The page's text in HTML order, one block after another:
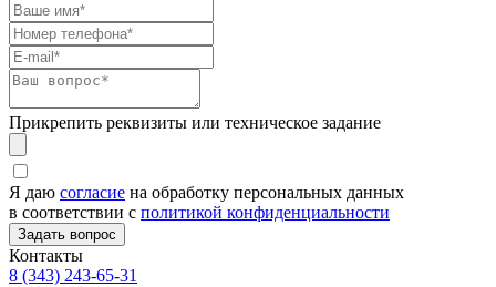
Прикрепить реквизиты или техническое задание
Я даю согласие на обработку персональных данных
в соответствии с политикой конфиденциальности
Контакты
8 (343) 243-65-31